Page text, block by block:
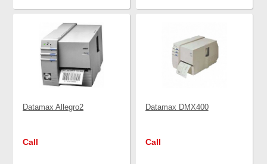
Datamax Allegro2
Call
Datamax DMX400
Call